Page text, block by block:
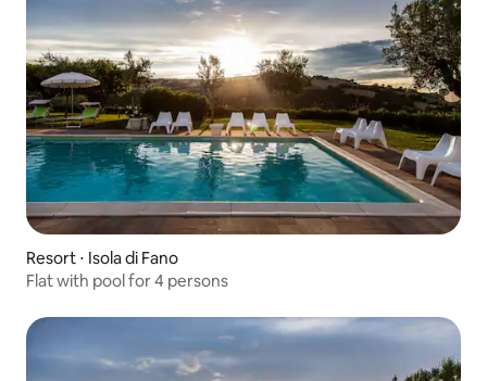
Resort ⋅ Isola di Fano
Flat with pool for 4 persons